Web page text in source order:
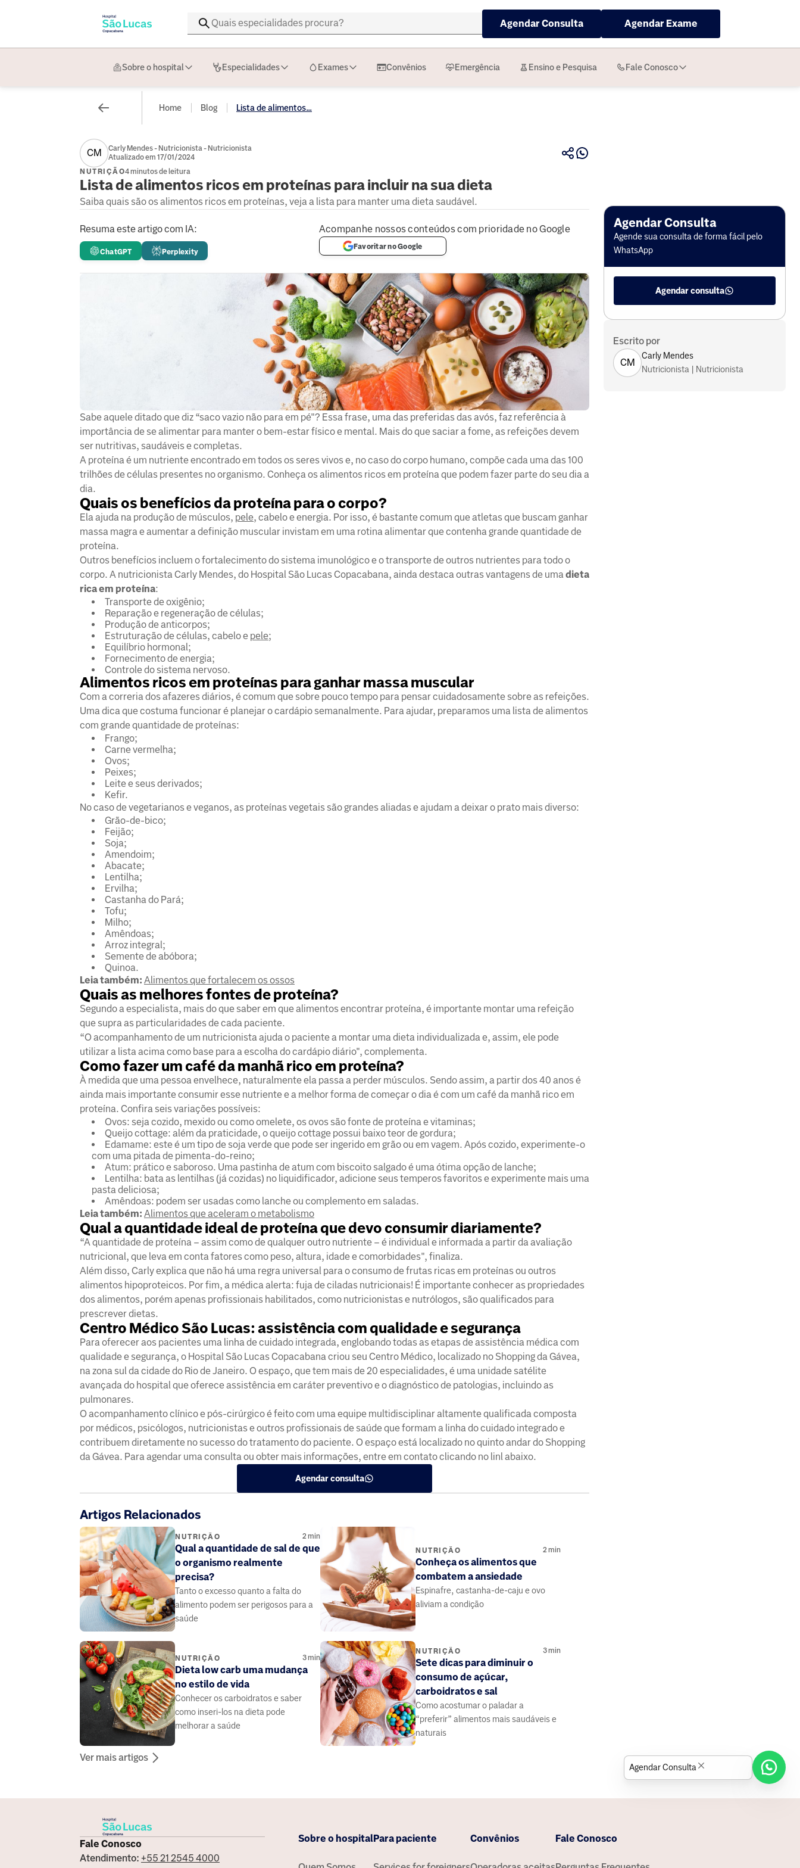
Agendar Consulta Agendar Exame
Sobre o hospital Especialidades Exames Convênios Emergência Ensino e Pesquisa Fale Conosco
Home Blog Lista de alimentos...
CM
Carly Mendes - Nutricionista - Nutricionista
Atualizado em 17/01/2024
NUTRIÇÃO4 minutos de leitura
Lista de alimentos ricos em proteínas para incluir na sua dieta
Saiba quais são os alimentos ricos em proteínas, veja a lista para manter uma dieta saudável.
Resuma este artigo com IA:
ChatGPT Perplexity
Acompanhe nossos conteúdos com prioridade no Google
Favoritar no Google
Sabe aquele ditado que diz “saco vazio não para em pé"? Essa frase, uma das preferidas das avós, faz referência à
importância de se alimentar para manter o bem-estar físico e mental. Mais do que saciar a fome, as refeições devem
ser nutritivas, saudáveis e completas.
A proteína é um nutriente encontrado em todos os seres vivos e, no caso do corpo humano, compõe cada uma das 100
trilhões de células presentes no organismo. Conheça os alimentos ricos em proteína que podem fazer parte do seu dia a
dia.
Quais os benefícios da proteína para o corpo?
Ela ajuda na produção de músculos, pele, cabelo e energia. Por isso, é bastante comum que atletas que buscam ganhar
massa magra e aumentar a definição muscular invistam em uma rotina alimentar que contenha grande quantidade de
proteína.
Outros benefícios incluem o fortalecimento do sistema imunológico e o transporte de outros nutrientes para todo o
corpo. A nutricionista Carly Mendes, do Hospital São Lucas Copacabana, ainda destaca outras vantagens de umadieta
rica em proteína:
Transporte de oxigênio;
Reparação e regeneração de células;
Produção de anticorpos;
Estruturação de células, cabelo e pele;
Equilíbrio hormonal;
Fornecimento de energia;
Controle do sistema nervoso.
Alimentos ricos em proteínas para ganhar massa muscular
Com a correria dos afazeres diários, é comum que sobre pouco tempo para pensar cuidadosamente sobre as refeições.
Uma dica que costuma funcionar é planejar o cardápio semanalmente. Para ajudar, preparamos uma lista de alimentos
com grande quantidade de proteínas:
Frango;
Carne vermelha;
Ovos;
Peixes;
Leite e seus derivados;
Kefir.
No caso de vegetarianos e veganos, as proteínas vegetais são grandes aliadas e ajudam a deixar o prato mais diverso:
Grão-de-bico;
Feijão;
Soja;
Amendoim;
Abacate;
Lentilha;
Ervilha;
Castanha do Pará;
Tofu;
Milho;
Amêndoas;
Arroz integral;
Semente de abóbora;
Quinoa.
Leia também: Alimentos que fortalecem os ossos
Quais as melhores fontes de proteína?
Segundo a especialista, mais do que saber em que alimentos encontrar proteína, é importante montar uma refeição
que supra as particularidades de cada paciente.
“O acompanhamento de um nutricionista ajuda o paciente a montar uma dieta individualizada e, assim, ele pode
utilizar a lista acima como base para a escolha do cardápio diário", complementa.
Como fazer um café da manhã rico em proteína?
À medida que uma pessoa envelhece, naturalmente ela passa a perder músculos. Sendo assim, a partir dos 40 anos é
ainda mais importante consumir esse nutriente e a melhor forma de começar o dia é com um café da manhã rico em
proteína. Confira seis variações possíveis:
Ovos: seja cozido, mexido ou como omelete, os ovos são fonte de proteína e vitaminas;
Queijo cottage: além da praticidade, o queijo cottage possui baixo teor de gordura;
Edamame: este é um tipo de soja verde que pode ser ingerido em grão ou em vagem. Após cozido, experimente-o
com uma pitada de pimenta-do-reino;
Atum: prático e saboroso. Uma pastinha de atum com biscoito salgado é uma ótima opção de lanche;
Lentilha: bata as lentilhas (já cozidas) no liquidificador, adicione seus temperos favoritos e experimente mais uma
pasta deliciosa;
Amêndoas: podem ser usadas como lanche ou complemento em saladas.
Leia também: Alimentos que aceleram o metabolismo
Qual a quantidade ideal de proteína que devo consumir diariamente?
“A quantidade de proteína – assim como de qualquer outro nutriente – é individual e informada a partir da avaliação
nutricional, que leva em conta fatores como peso, altura, idade e comorbidades", finaliza.
Além disso, Carly explica que não há uma regra universal para o consumo de frutas ricas em proteínas ou outros
alimentos hipoproteicos. Por fim, a médica alerta: fuja de ciladas nutricionais! É importante conhecer as propriedades
dos alimentos, porém apenas profissionais habilitados, como nutricionistas e nutrólogos, são qualificados para
prescrever dietas.
Centro Médico São Lucas: assistência com qualidade e segurança
Para oferecer aos pacientes uma linha de cuidado integrada, englobando todas as etapas de assistência médica com
qualidade e segurança, o Hospital São Lucas Copacabana criou seu Centro Médico, localizado no Shopping da Gávea,
na zona sul da cidade do Rio de Janeiro. O espaço, que tem mais de 20 especialidades, é uma unidade satélite
avançada do hospital que oferece assistência em caráter preventivo e o diagnóstico de patologias, incluindo as
pulmonares.
O acompanhamento clínico e pós-cirúrgico é feito com uma equipe multidisciplinar altamente qualificada composta
por médicos, psicólogos, nutricionistas e outros profissionais de saúde que formam a linha do cuidado integrado e
contribuem diretamente no sucesso do tratamento do paciente. O espaço está localizado no quinto andar do Shopping
da Gávea. Para agendar uma consulta ou obter mais informações, entre em contato clicando no linl abaixo.
Agendar consulta
Artigos Relacionados
NUTRIÇÃO 2min
Qual a quantidade de sal de que
o organismo realmente
precisa?
Tanto o excesso quanto a falta do
alimento podem ser perigosos para a
saúde
NUTRIÇÃO 2min
Conheça os alimentos que
combatem a ansiedade
Espinafre, castanha-de-caju e ovo
aliviam a condição
NUTRIÇÃO 3min
Dieta low carb uma mudança
no estilo de vida
Conhecer os carboidratos e saber
como inseri-los na dieta pode
melhorar a saúde
NUTRIÇÃO 3min
Sete dicas para diminuir o
consumo de açúcar,
carboidratos e sal
Como acostumar o paladar a
“preferir” alimentos mais saudáveis e
naturais
Ver mais artigos
Agendar Consulta
Agende sua consulta de forma fácil pelo
WhatsApp
Agendar consulta
Escrito por
CM
Carly Mendes
Nutricionista | Nutricionista
Fale Conosco
Atendimento: +55 21 2545 4000
Sobre o hospitalPara paciente Convênios Fale Conosco
Agendar Consulta